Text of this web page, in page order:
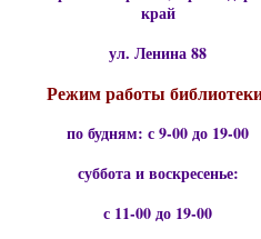
край
ул. Ленина 88
Режим работы
по будням: с 9-00 до 19-00
суббота и воскресенье:
с 11-00 до 19-00